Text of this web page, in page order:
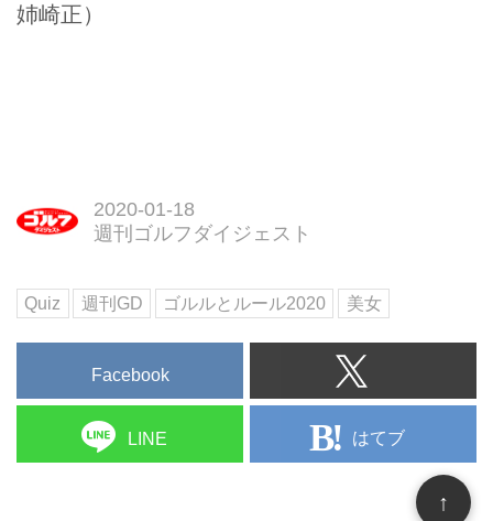
姉崎正）
2020-01-18
週刊ゴルフダイジェスト
Quiz 週刊GD ゴルルとルール2020 美女
Facebook
LINE はてブ
↑